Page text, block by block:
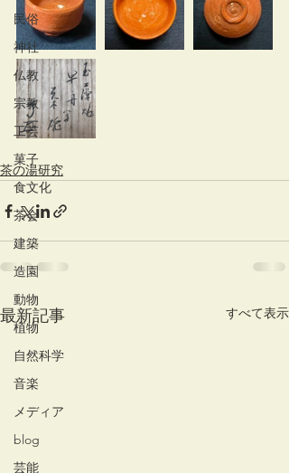
民俗
神社
仏教
宗教
工芸
菓子
食文化
茶会
建築
造園
動物
植物
自然科学
音楽
メディア
blog
芸能
茶の湯研究
最新記事 すべて表示